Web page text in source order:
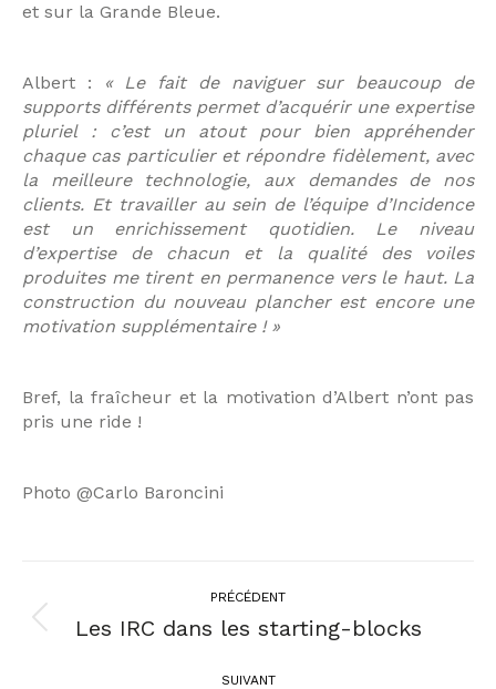
et sur la Grande Bleue.
Albert :
« Le fait de naviguer sur beaucoup de
supports différents permet d’acquérir une expertise
pluriel : c’est un atout pour bien appréhender
chaque cas particulier et répondre fidèlement, avec
la meilleure technologie, aux demandes de nos
clients. Et travailler au sein de l’équipe d’Incidence
est un enrichissement quotidien. Le niveau
d’expertise de chacun et la qualité des voiles
produites me tirent en permanence vers le haut. La
construction du nouveau plancher est encore une
motivation supplémentaire ! »
Bref, la fraîcheur et la motivation d’Albert n’ont pas
pris une ride !
Photo @Carlo Baroncini
PRÉCÉDENT
Les IRC dans les starting-blocks
SUIVANT